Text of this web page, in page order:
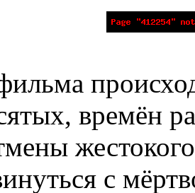
времён
с